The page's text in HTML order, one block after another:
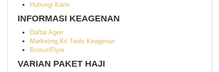
Hubungi Kami
INFORMASI KEAGENAN
Daftar Agen
Marketing Kit Tools Keagenan
Brosur/Flyer
VARIAN PAKET HAJI